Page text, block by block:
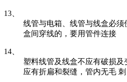
13、
线管与电箱、线管与线盒必
盒间穿线的，要用管件连接
14、
塑料线管及线盒不应有破损
应有折扁和裂缝，管内无毛